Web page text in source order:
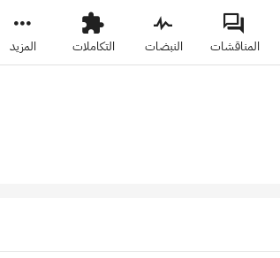
المناقشات النبضات التكاملات المزيد